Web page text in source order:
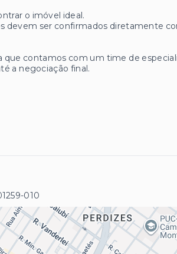
o imóvel ideal.
devem ser confirmados diretamente
que contamos com um time de
a negociação final.
010